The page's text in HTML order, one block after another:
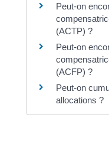
Peut-on
(ACTP) ?
Peut-on
(ACFP) ?
Peut-on
allocations ?